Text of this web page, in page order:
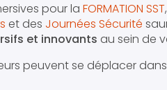
pour la FORMATION SST,
et des Journées Sécurité
et innovants au sein de
peuvent se déplacer